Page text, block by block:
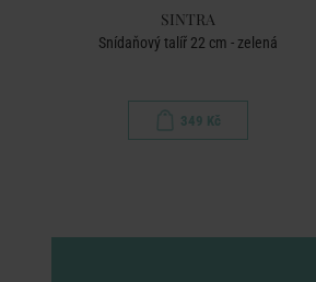
SINTRA
Snídaňový talíř 22 cm - zelená
349 Kč